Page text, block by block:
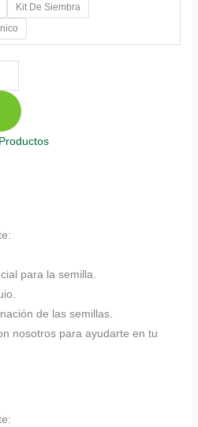
Kit De Siembra
para la semilla.
de las semillas.
nosotros para ayudarte en tu